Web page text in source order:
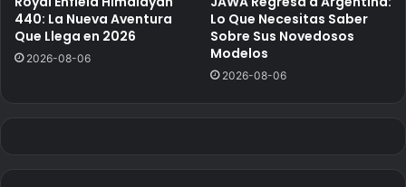
440: La Nueva Aventura
Que Llega en 2026
2026-08-06
Lo Que Necesitas Saber
Sobre Sus Novedosos
Modelos
2026-08-06